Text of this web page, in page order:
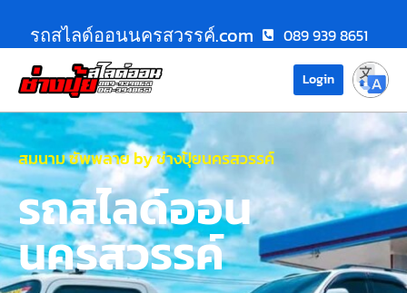
รถสไลด์ออนนครสวรรค์.com 089 939 8651
Login
สมนาม ซัพพลาย by ช่างปุ้ยนครสวรรค์
รถสไลด์ออน
นครสวรรค์